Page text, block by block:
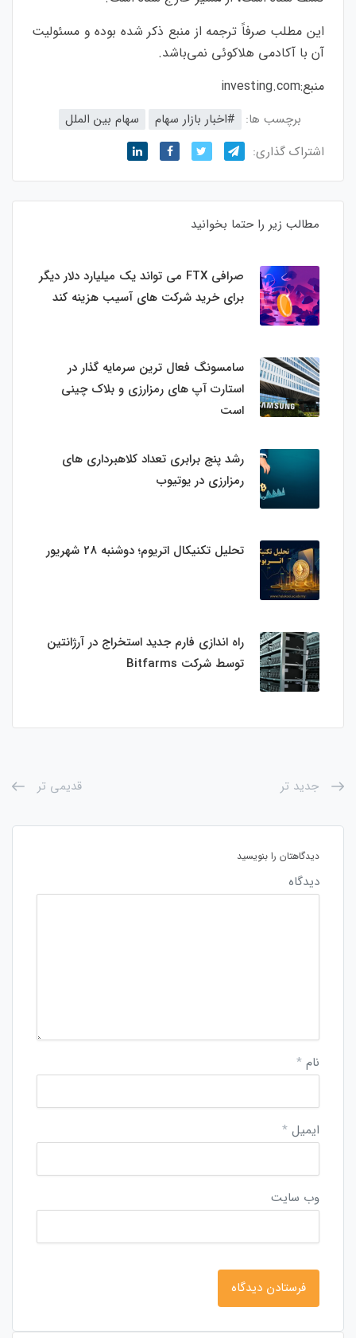
این مطلب صرفاً ترجمه از منبع ذکر شده بوده و مسئولیت
آن با آکادمی هلاکوئی نمی‌باشد.
منبع:investing.com
برچسب ها: #اخبار بازار سهام
سهام بین الملل
اشتراک گذاری:
مطالب زیر را حتما بخوانید
صرافی FTX می تواند یک میلیارد دلار دیگر
برای خرید شرکت های آسیب هزینه کند
سامسونگ فعال‌ ترین سرمایه‌ گذار در
استارت‌ آپ‌ های رمزارزی و بلاک چینی
است
رشد پنج برابری تعداد کلاهبرداری های
رمزارزی در یوتیوب
تحلیل تکنیکال اتریوم؛ دوشنبه 28 شهریور
راه اندازی فارم جدید استخراج در آرژانتین
توسط شرکت Bitfarms
جدید تر قدیمی تر
دیدگاهتان را بنویسید
دیدگاه
نام *
ایمیل *
وب‌ سایت